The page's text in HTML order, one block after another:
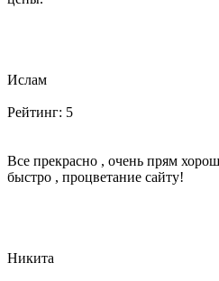
Ислам
Рейтинг: 5
Все прекрасно , очень прям
быстро , процветание сайту!
Никита